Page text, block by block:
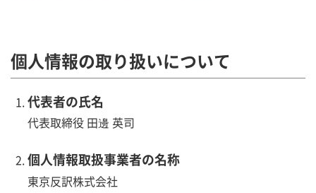
個人情報の取り扱いについて
代表者の氏名
代表取締役 田邊 英司
個人情報取扱事業者の名称
東京反訳株式会社